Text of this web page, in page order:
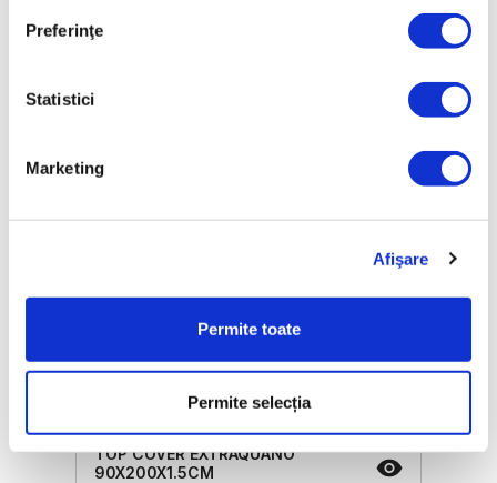
Preferinţe
Statistici
Marketing
Afişare
Permite toate
Permite selecția
TOP COVER EXTRAQUANO
90X200X1.5CM